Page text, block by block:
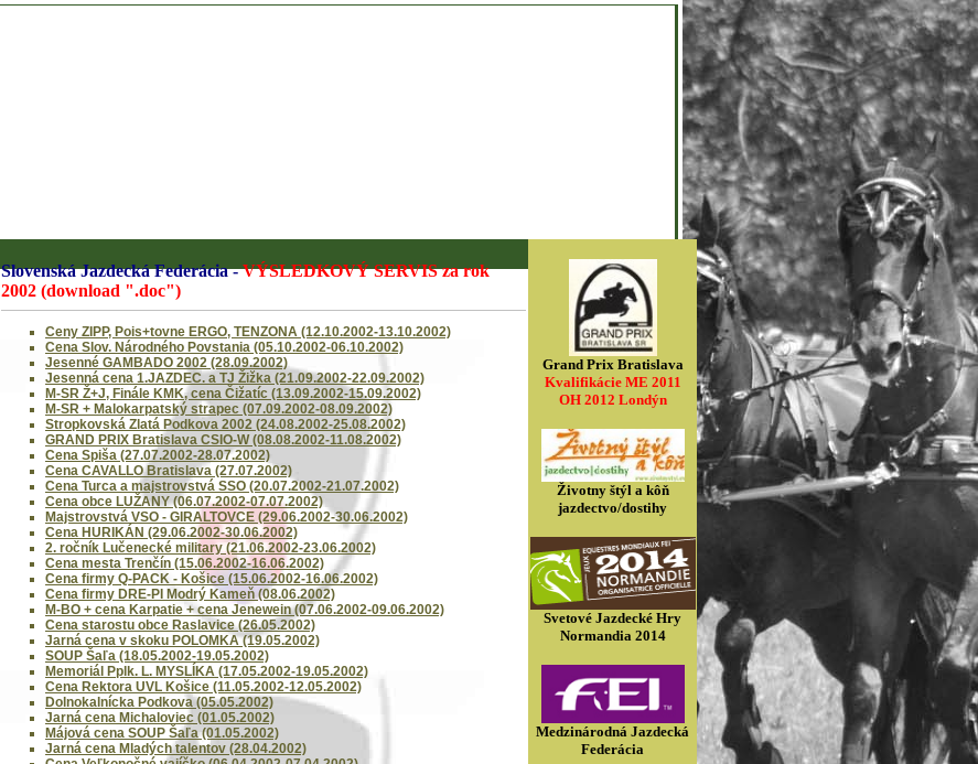
Slovenská Jazdecká Federácia -VÝSLEDKOVÝ SERVIS za rok
2002 (download ".doc")
Ceny ZIPP, Pois+tovne ERGO, TENZONA (12.10.2002-13.10.2002)
Cena Slov. Národného Povstania (05.10.2002-06.10.2002)
Jesenné GAMBADO 2002 (28.09.2002)
Jesenná cena 1.JAZDEC. a TJ Žižka (21.09.2002-22.09.2002)
M-SR Ž+J, Finále KMK, cena Čižatíc (13.09.2002-15.09.2002)
M-SR + Malokarpatský strapec (07.09.2002-08.09.2002)
Stropkovská Zlatá Podkova 2002 (24.08.2002-25.08.2002)
GRAND PRIX Bratislava CSIO-W (08.08.2002-11.08.2002)
Cena Spiša (27.07.2002-28.07.2002)
Cena CAVALLO Bratislava (27.07.2002)
Cena Turca a majstrovstvá SSO (20.07.2002-21.07.2002)
Cena obce LUŽANY (06.07.2002-07.07.2002)
Majstrovstvá VSO - GIRALTOVCE (29.06.2002-30.06.2002)
Cena HURIKÁN (29.06.2002-30.06.2002)
2. ročník Lučenecké military (21.06.2002-23.06.2002)
Cena mesta Trenčín (15.06.2002-16.06.2002)
Cena firmy Q-PACK - Košice (15.06.2002-16.06.2002)
Cena firmy DRE-PI Modrý Kameň (08.06.2002)
M-BO + cena Karpatie + cena Jenewein (07.06.2002-09.06.2002)
Cena starostu obce Raslavice (26.05.2002)
Jarná cena v skoku POLOMKA (19.05.2002)
SOUP Šaľa (18.05.2002-19.05.2002)
Memoriál Pplk. L. MYSLÍKA (17.05.2002-19.05.2002)
Cena Rektora UVL Košice (11.05.2002-12.05.2002)
Dolnokalnícka Podkova (05.05.2002)
Jarná cena Michaloviec (01.05.2002)
Májová cena SOUP Šaľa (01.05.2002)
Jarná cena Mladých talentov (28.04.2002)
Grand Prix Bratislava
Kvalifikácie ME 2011
OH 2012 Londýn
Životny štýl a kôň
jazdectvo/dostihy
Svetové Jazdecké Hry
Normandia 2014
Medzinárodná Jazdecká
Federácia